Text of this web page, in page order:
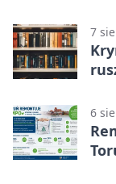
7
6